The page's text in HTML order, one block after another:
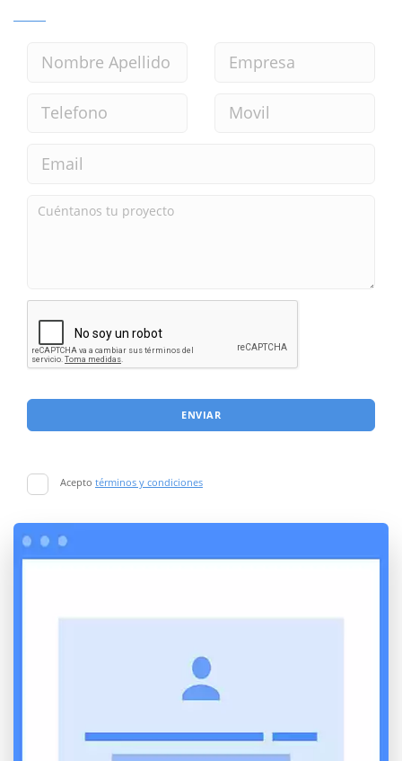
ENVIAR
Acepto términos y condiciones